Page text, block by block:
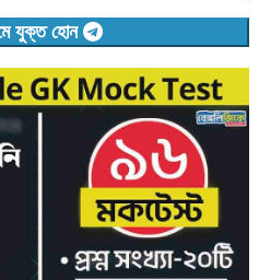
যুক্ত হোন